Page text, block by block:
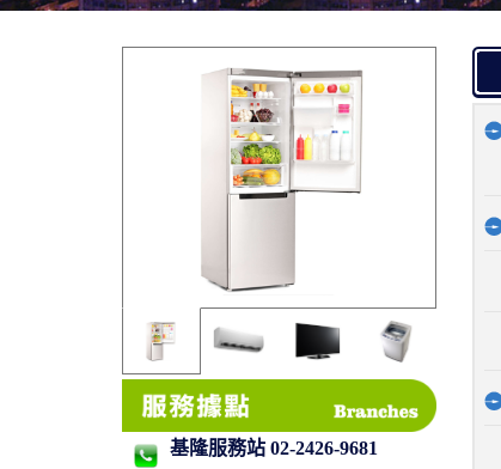
基隆服務站 02-2426-9681